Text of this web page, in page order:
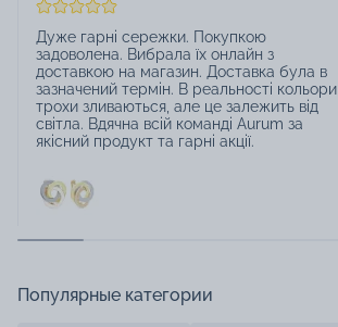
Дуже гарні сережки. Покупкою
задоволена. Вибрала їх онлайн з
доставкою на магазин. Доставка була в
зазначений термін. В реальності кольори
трохи зливаються, але це залежить від
світла. Вдячна всій команді Aurum за
якісний продукт та гарні акції.
Популярные категории